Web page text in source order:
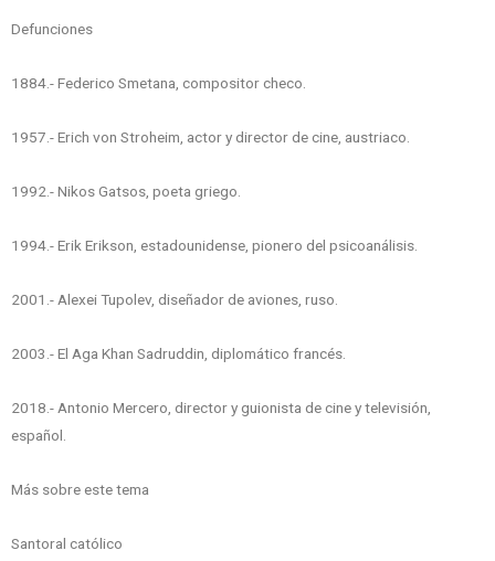
Defunciones
1884.- Federico Smetana, compositor checo.
1957.- Erich von Stroheim, actor y director de cine, austriaco.
1992.- Nikos Gatsos, poeta griego.
1994.- Erik Erikson, estadounidense, pionero del psicoanálisis.
2001.- Alexei Tupolev, diseñador de aviones, ruso.
2003.- El Aga Khan Sadruddin, diplomático francés.
2018.- Antonio Mercero, director y guionista de cine y televisión,
español.
Más sobre este tema
Santoral católico